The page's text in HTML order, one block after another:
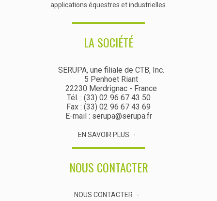
applications équestres et industrielles.
LA SOCIÉTÉ
SERUPA, une filiale de CTB, Inc.
5 Penhoet Riant
22230 Merdrignac - France
Tél. : (33) 02 96 67 43 50
Fax : (33) 02 96 67 43 69
E-mail : serupa@serupa.fr
EN SAVOIR PLUS
NOUS CONTACTER
NOUS CONTACTER